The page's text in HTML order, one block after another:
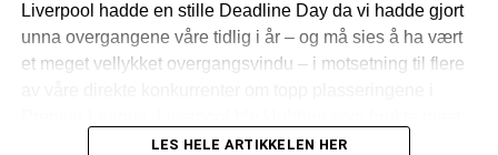
Liverpool hadde en stille Deadline Day da vi hadde gjort
unna overgangene våre tidlig i år – og må sies å ha vært
et meget vellykket overgangsvindu – i motsetning til flere
men effektivt har vi i bunn og grunn brukt pengene vi fikk
LES HELE ARTIKKELEN HER